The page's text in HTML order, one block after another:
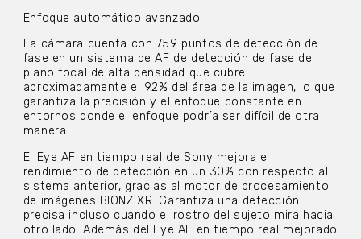
Enfoque automático avanzado
La cámara cuenta con 759 puntos de detección de
fase en un sistema de AF de detección de fase de
plano focal de alta densidad que cubre
aproximadamente el 92% del área de la imagen, lo que
garantiza la precisión y el enfoque constante en
entornos donde el enfoque podría ser difícil de otra
manera.
El Eye AF en tiempo real de Sony mejora el
rendimiento de detección en un 30% con respecto al
sistema anterior, gracias al motor de procesamiento
de imágenes BIONZ XR. Garantiza una detección
precisa incluso cuando el rostro del sujeto mira hacia
otro lado. Además del Eye AF en tiempo real mejorado